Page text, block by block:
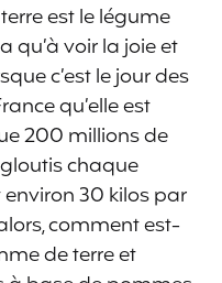
est le légume
qu’à voir la joie et
c’est le jour des
qu’elle est
200 millions de
chaque
30 kilos par
comment est-
de terre et